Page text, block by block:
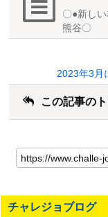
〇●新し
熊谷〇
2023年3月
この記事の
の
記
の
ト
チャレジョブログ